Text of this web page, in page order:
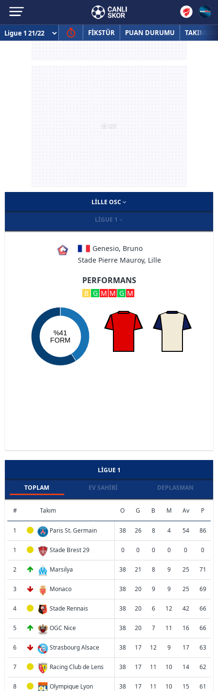
FİKSTÜR PUAN DURUMU TAKIMLAR
LILLE OSC
LIGUE 1
Genesio, Bruno
Stade Pierre Mauroy, Lille
PERFORMANS
B G M M G M
%41
FORM
LIGUE 1
TOPLAM EV SAHIBI DEPLASMAN
# Takım O G B M Av P
1 Paris St. Germain 38 26 8 4 54 86
1 Stade Brest 29 0 0 0 0 0 0
2 Marsilya 38 21 8 9 25 71
3 Monaco 38 20 9 9 25 69
4 Stade Rennais 38 20 6 12 42 66
5 OGC Nice 38 20 7 11 16 66
6 Strasbourg Alsace 38 17 12 9 17 63
7 Racing Club de Lens 38 17 11 10 14 62
8 Olympique Lyon 38 17 11 10 15 61